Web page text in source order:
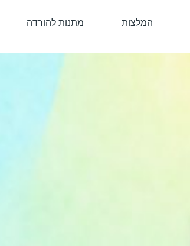
המלצות מתנות להורדה